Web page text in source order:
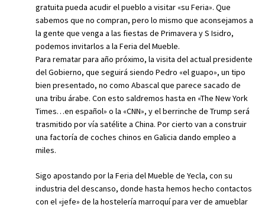
gratuita pueda acudir el pueblo a visitar «su Feria». Que
sabemos que no compran, pero lo mismo que aconsejamos a
la gente que venga a las fiestas de Primavera y S Isidro,
podemos invitarlos a la Feria del Mueble.
Para rematar para año próximo, la visita del actual presidente
del Gobierno, que seguirá siendo Pedro «el guapo», un tipo
bien presentado, no como Abascal que parece sacado de
una tribu árabe. Con esto saldremos hasta en «The New York
Times…en español» o la «CNN», y el berrinche de Trump será
trasmitido por vía satélite a China. Por cierto van a construir
una factoría de coches chinos en Galicia dando empleo a
miles.
Sigo apostando por la Feria del Mueble de Yecla, con su
industria del descanso, donde hasta hemos hecho contactos
con el «jefe» de la hostelería marroquí para ver de amueblar